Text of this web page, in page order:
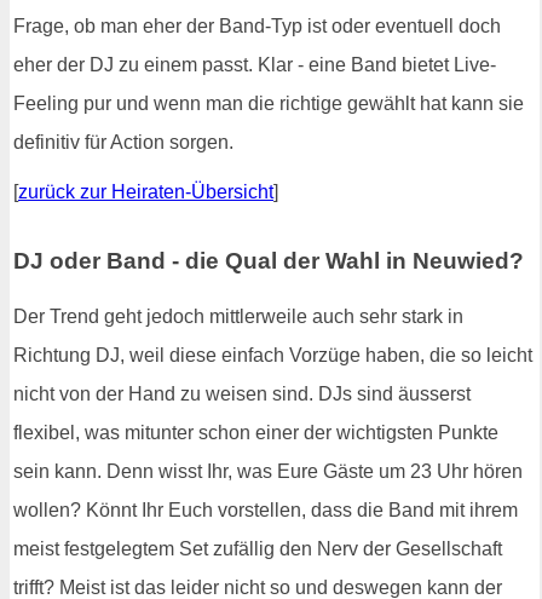
Frage, ob man eher der Band-Typ ist oder eventuell doch
eher der DJ zu einem passt. Klar - eine Band bietet Live-
Feeling pur und wenn man die richtige gewählt hat kann sie
definitiv für Action sorgen.
[zurück zur Heiraten-Übersicht]
DJ oder Band - die Qual der Wahl in Neuwied?
Der Trend geht jedoch mittlerweile auch sehr stark in
Richtung DJ, weil diese einfach Vorzüge haben, die so leicht
nicht von der Hand zu weisen sind. DJs sind äusserst
flexibel, was mitunter schon einer der wichtigsten Punkte
sein kann. Denn wisst Ihr, was Eure Gäste um 23 Uhr hören
wollen? Könnt Ihr Euch vorstellen, dass die Band mit ihrem
meist festgelegtem Set zufällig den Nerv der Gesellschaft
trifft? Meist ist das leider nicht so und deswegen kann der